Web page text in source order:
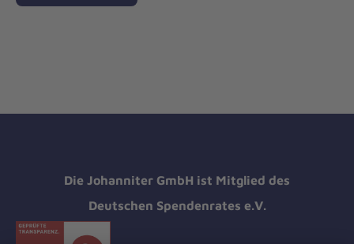
Die Johanniter GmbH ist Mitglied des
Deutschen Spendenrates e.V.